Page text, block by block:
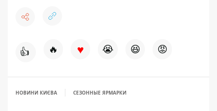
👍 🔥 ♥ 😭 😆 😡
НОВИНИ КИЄВА СЕЗОННЫЕ ЯРМАРКИ